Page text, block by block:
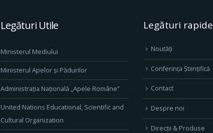
Legături Utile
Ministerul Mediului
Ministerul Apelor și Pădurilor
Administrația Națională „Apele Române”
United Nations Educational, Scientific and
Cultural Organization
Legături rapide
Noutăți
Conferința Științifică
Contact
Despre noi
Direcţii & Produse